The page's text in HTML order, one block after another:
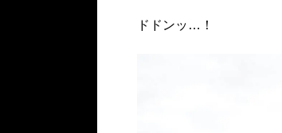
ドドンッ…！